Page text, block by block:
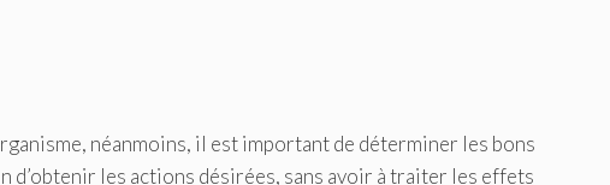
néanmoins, il est important de déterminer les bons
d’obtenir les actions désirées, sans avoir à traiter les effets